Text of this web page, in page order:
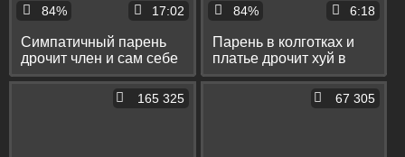
84% 17:02
Симпатичный парень
дрочит член и сам себе
кончает в рот
84% 6:18
Парень в колготках и
платье дрочит хуй в
общественном туалете
и кончает на пол
165 325 67 305